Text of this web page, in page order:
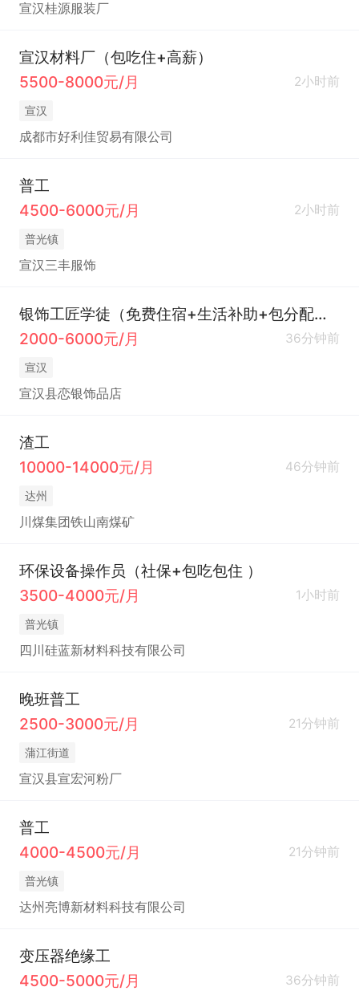
宣汉桂源服装厂
宣汉材料厂（包吃住+高薪）
5500-8000元/月
2小时前
宣汉
成都市好利佳贸易有限公司
普工
4500-6000元/月
2小时前
普光镇
宣汉三丰服饰
银饰工匠学徒（免费住宿+生活补助+包分配工作）
2000-6000元/月
36分钟前
宣汉
宣汉县恋银饰品店
渣工
10000-14000元/月
46分钟前
达州
川煤集团铁山南煤矿
环保设备操作员（社保+包吃包住 ）
3500-4000元/月
1小时前
普光镇
四川硅蓝新材料科技有限公司
晚班普工
2500-3000元/月
21分钟前
蒲江街道
宣汉县宣宏河粉厂
普工
4000-4500元/月
21分钟前
普光镇
达州亮博新材料科技有限公司
变压器绝缘工
4500-5000元/月
36分钟前